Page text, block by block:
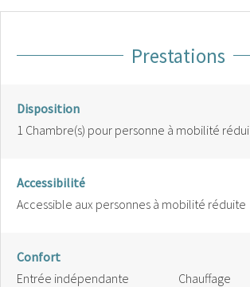
Prestations
Disposition
1 Chambre(s) pour personne à mobilité
Accessibilité
Accessible aux personnes à mobilité réduite
Confort
Entrée indépendante
Chauffage